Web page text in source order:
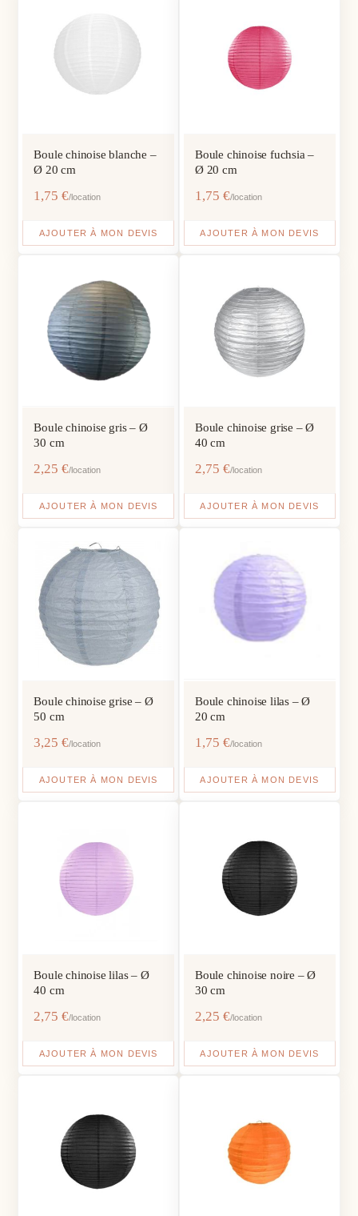
Boule chinoise blanche –
Ø 20 cm
1,75€/location
AJOUTER À MON DEVIS
Boule chinoise fuchsia –
Ø 20 cm
1,75 €/location
AJOUTER À MON DEVIS
Boule chinoise gris – Ø
30 cm
2,25€/location
AJOUTER À MON DEVIS
Boule chinoise grise – Ø
40 cm
2,75 €/location
AJOUTER À MON DEVIS
Boule chinoise grise – Ø
50 cm
3,25€/location
AJOUTER À MON DEVIS
Boule chinoise lilas – Ø
20 cm
1,75 €/location
AJOUTER À MON DEVIS
Boule chinoise lilas – Ø
40 cm
2,75€/location
AJOUTER À MON DEVIS
Boule chinoise noire – Ø
30 cm
2,25 €/location
AJOUTER À MON DEVIS